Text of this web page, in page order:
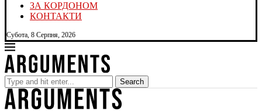
ЗА КОРДОНОМ
КОНТАКТИ
Субота, 8 Серпня, 2026
Search